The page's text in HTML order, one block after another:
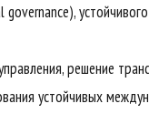
governance),
решение
устойчивых